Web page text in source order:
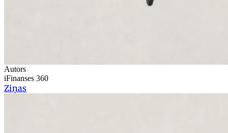
Autors
iFinanses 360
Ziņas